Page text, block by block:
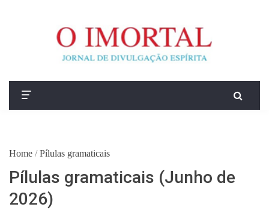
Home / Pílulas gramaticais
Pílulas gramaticais (Junho de
2026)